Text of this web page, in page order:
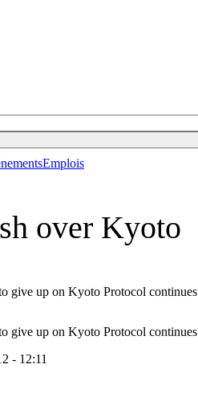
Emplois
over Kyoto
give up on Kyoto Protocol continues
give up on Kyoto Protocol continues
- 12:11